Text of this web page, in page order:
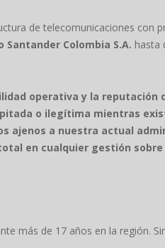
de telecomunicaciones con
Santander Colombia S.A. hasta
operativa y la reputación
o ilegítima mientras
ajenos a nuestra actual
en cualquier gestión
más de 17 años en la región.